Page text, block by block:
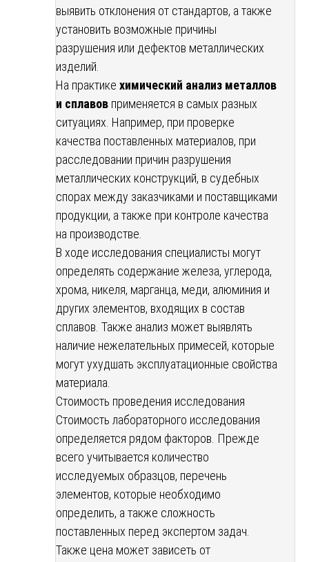
выявить отклонения от стандартов, а также
установить возможные причины
разрушения или дефектов металлических
изделий.
На практике химический анализ металлов
и сплавов применяется в самых разных
ситуациях. Например, при проверке
качества поставленных материалов, при
расследовании причин разрушения
металлических конструкций, в судебных
спорах между заказчиками и поставщиками
продукции, а также при контроле качества
на производстве.
В ходе исследования специалисты могут
определять содержание железа, углерода,
хрома, никеля, марганца, меди, алюминия и
других элементов, входящих в состав
сплавов. Также анализ может выявлять
наличие нежелательных примесей, которые
могут ухудшать эксплуатационные свойства
материала.
Стоимость проведения исследования
Стоимость лабораторного исследования
определяется рядом факторов. Прежде
всего учитывается количество
исследуемых образцов, перечень
элементов, которые необходимо
определить, а также сложность
поставленных перед экспертом задач.
Также цена может зависеть от